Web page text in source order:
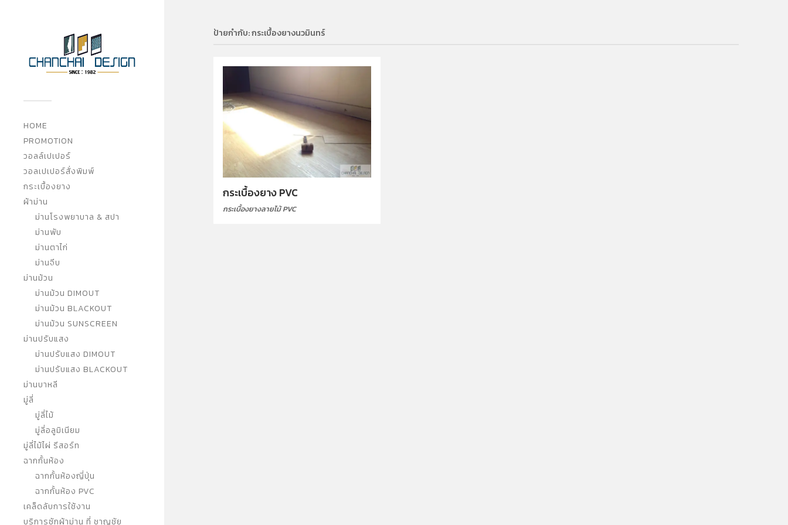
HOME
PROMOTION
วอลล์เปเปอร์
วอลเปเปอร์สั่งพิมพ์
กระเบื้องยาง
ผ้าม่าน
ม่านโรงพยาบาล & สปา
ม่านพับ
ม่านตาไก่
ม่านจีบ
ม่านม้วน
ม่านม้วน DIMOUT
ม่านม้วน BLACKOUT
ม่านม้วน SUNSCREEN
ม่านปรับแสง
ม่านปรับแสง DIMOUT
ม่านปรับแสง BLACKOUT
ม่านบาหลี
มู่ลี่
มู่ลี่ไม้
มู่ลี่อลูมิเนียม
มู่ลี่ไม้ไผ่ รีสอร์ท
ฉากกั้นห้อง
ฉากกั้นห้องญี่ปุ่น
ฉากกั้นห้อง PVC
เคล็ดลับการใช้งาน
บริการซักผ้าม่าน ที่ ชาญชัย
ป้ายกำกับ:กระเบื้องยางนวมินทร์
กระเบื้องยาง PVC
กระเบื้องยางลายไม้ PVC